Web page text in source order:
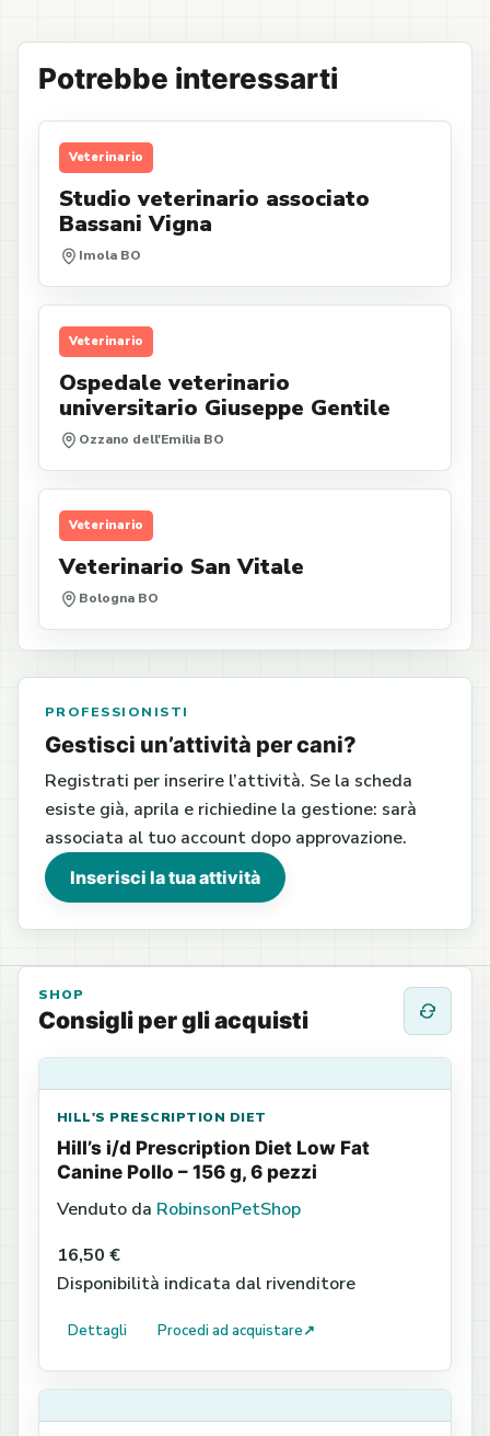
Potrebbe interessarti
Veterinario
Studio veterinario associato
Bassani Vigna
Imola BO
Veterinario
Ospedale veterinario
universitario Giuseppe Gentile
Ozzano dell'Emilia BO
Veterinario
Veterinario San Vitale
Bologna BO
PROFESSIONISTI
Gestisci un’attività per cani?
Registrati per inserire l’attività. Se la scheda
esiste già, aprila e richiedine la gestione: sarà
associata al tuo account dopo approvazione.
Inserisci la tua attività
SHOP
Consigli per gli acquisti
HILL'S PRESCRIPTION DIET
Hill’s i/d Prescription Diet Low Fat
Canine Pollo – 156 g, 6 pezzi
Venduto da RobinsonPetShop
16,50 €
Disponibilità indicata dal rivenditore
Dettagli Procedi ad acquistare↗